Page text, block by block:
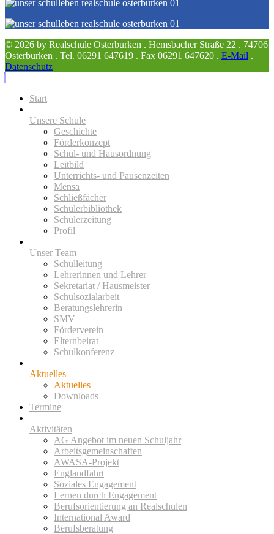
© 2026 by Realschule Osterburken . Hemsbacher Straße 22 . 74706
Osterburken . Tel. 06291 647619 . Fax 06291 647620 . E-Mail .
Datenschutz
Start
Unsere Schule
Geschichte
Förderkonzept
Schul- und Hausordnung
Leitbild
Unterrichts- und Pausenzeiten
Mensa
Schließfächer
Schülerbibliothek
Schülerzeitung
Profil
Unser Team
Schulleitung
Lehrerinnen und Lehrer
Sekretariat / Hausmeister
Schulsozialarbeit
Beratungslehrerin
SMV
Förderverein
Elternbeirat
Schulkonferenz
Aktuelles
Aktuelles
Downloads
Termine
Aktivitäten
AG Angebot im neuen Schuljahr
Arbeitsgemeinschaften
AWASA-Projekt
Englandfahrt
Soziales Engagement
Lernen durch Engagement
Berufsorientierung an Realschulen
International Award
Berufsberatung